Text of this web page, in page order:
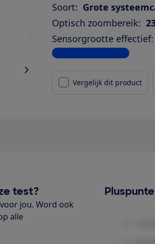
Soort: Grote
Optisch zoombereik:
Sensorgrootte effectief:
Bekijk alle specificaties
Vergelijk dit product
test?
jou. Word ook
alle